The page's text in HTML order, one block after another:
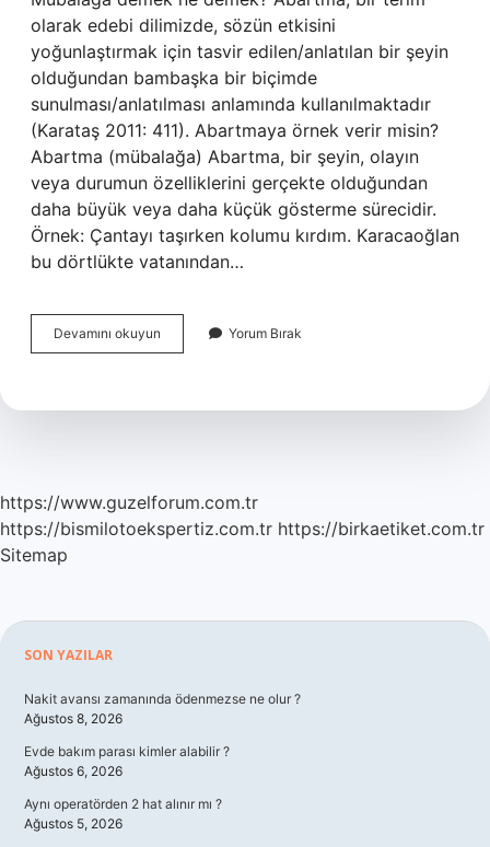
olarak edebi dilimizde, sözün etkisini
yoğunlaştırmak için tasvir edilen/anlatılan bir şeyin
olduğundan bambaşka bir biçimde
sunulması/anlatılması anlamında kullanılmaktadır
(Karataş 2011: 411). Abartmaya örnek verir misin?
Abartma (mübalağa) Abartma, bir şeyin, olayın
veya durumun özelliklerini gerçekte olduğundan
daha büyük veya daha küçük gösterme sürecidir.
Örnek: Çantayı taşırken kolumu kırdım. Karacaoğlan
bu dörtlükte vatanından…
Devamını okuyun Mübalağa
Nedir
Yorum Bırak
https://www.guzelforum.com.tr
https://bismilotoekspertiz.com.tr https://birkaetiket.com.tr
Sitemap
Sidebar
SON YAZILAR
Nakit avansı zamanında ödenmezse ne olur ?
Ağustos 8, 2026
Evde bakım parası kimler alabilir ?
Ağustos 6, 2026
Aynı operatörden 2 hat alınır mı ?
Ağustos 5, 2026